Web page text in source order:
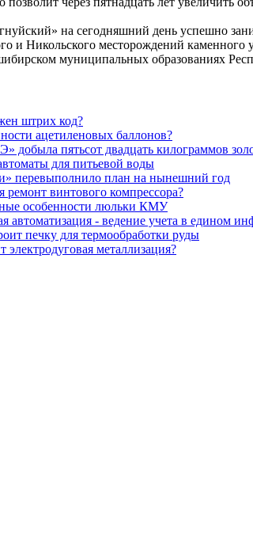
на сегодняшний день успешно
и Никольского месторождений каменного
муниципальных образованиях
штрих код?
ацетиленовых баллонов?
добыла пятьсот двадцать килограммов
для питьевой воды
перевыполнило план на нынешний год
ремонт винтового компрессора?
особенности люльки КМУ
автоматизация - ведение учета в едином
печку для термообработки руды
электродуговая металлизация?